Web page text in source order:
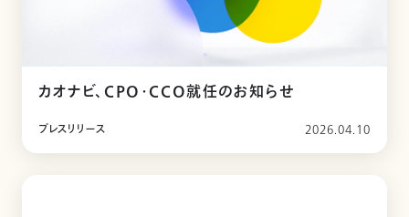
カオナビ、CPO・CCO就任のお知らせ
プレスリリース 2026.04.10